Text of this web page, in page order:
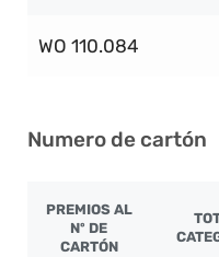
WO 110.084
Numero de cartón
PREMIOS AL
Nº DE
CARTÓN